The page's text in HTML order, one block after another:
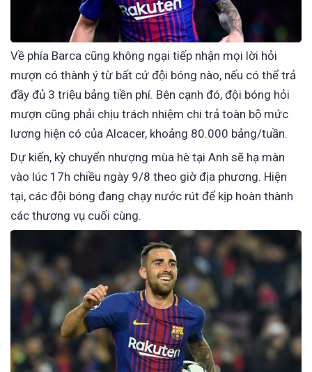
Về phía Barca cũng không ngại tiếp nhận mọi lời hỏi
mượn có thành ý từ bất cứ đội bóng nào, nếu có thể trả
đầy đủ 3 triệu bảng tiền phí. Bên cạnh đó, đội bóng hỏi
mượn cũng phải chịu trách nhiệm chi trả toàn bộ mức
lương hiện có của Alcacer, khoảng 80.000 bảng/tuần.
Dự kiến, kỳ chuyển nhượng mùa hè tại Anh sẽ hạ màn
vào lúc 17h chiều ngày 9/8 theo giờ địa phương. Hiện
tại, các đội bóng đang chạy nước rút để kịp hoàn thành
các thương vụ cuối cùng.